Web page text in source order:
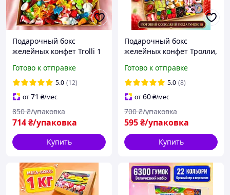
Подарочный бокс
желейных конфет Trolli 1
немецкого жевательного
мармелада в крафтовой
коробке
Готово к отправке
5.0 (12)
от71 ₴/мес
714₴/упаковка
850 ₴/упаковка
Купить
Подарочный бокс
желейных конфет Тролли,
Готово к отправке
5.0 (8)
от60₴/мес
595₴/упаковка
700 ₴/упаковка
Купить